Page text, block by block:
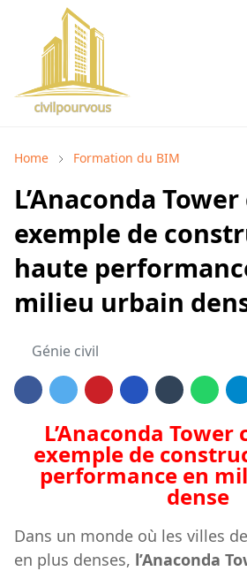
Home Formation du BIM
L’Anaconda
exemple de
haute
milieu urbain
Génie civil
L’Anaconda Tower
exemple de
performance en
dense
Dans un monde où les villes
en plus denses, l’Anaconda